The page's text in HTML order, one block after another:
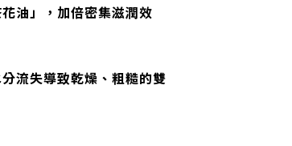
油」，加倍密集滋潤效
流失導致乾燥、粗糙的雙